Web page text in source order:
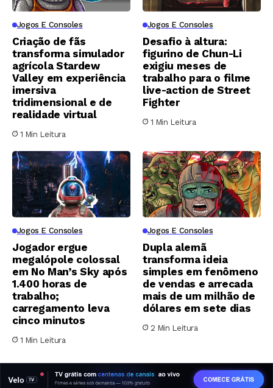
Jogos E Consoles
Criação de fãs
transforma simulador
agrícola Stardew
Valley em experiência
imersiva
tridimensional e de
realidade virtual
1 Min Leitura
Jogos E Consoles
Desafio à altura:
figurino de Chun-Li
exigiu meses de
trabalho para o filme
live-action de Street
Fighter
1 Min Leitura
Jogos E Consoles
Jogador ergue
megalópole colossal
em No Man’s Sky após
1.400 horas de
trabalho;
carregamento leva
cinco minutos
1 Min Leitura
Jogos E Consoles
Dupla alemã
transforma ideia
simples em fenômeno
de vendas e arrecada
mais de um milhão de
dólares em sete dias
2 Min Leitura